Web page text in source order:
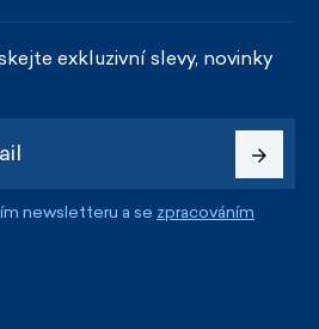
exkluzivní slevy, novinky
newsletteru a se zpracováním